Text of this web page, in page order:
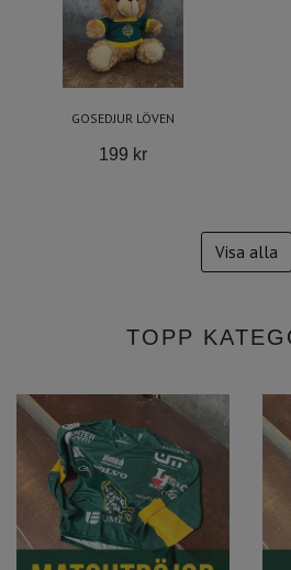
GOSEDJUR LÖVEN
199 kr
Visa alla
TOPP